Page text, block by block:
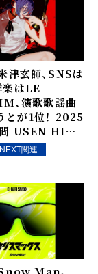
津玄師、SNSは
楽はLE
、演歌歌謡曲
が1位！―― 2025
USEN HIT
TOP10を発
関連
Man、